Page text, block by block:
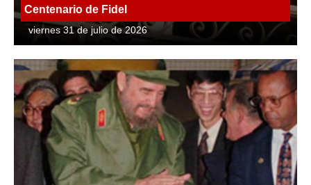
Centenario de Fidel
viernes 31 de julio de 2026